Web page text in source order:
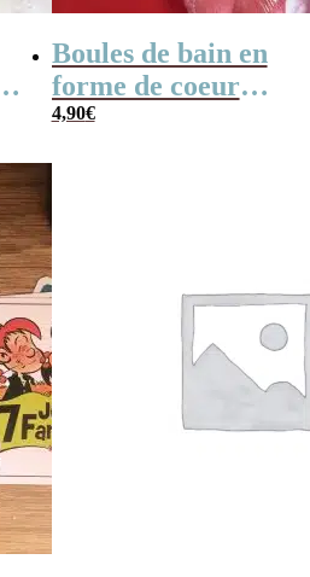
Boules de bain en
forme de coeur
x10
4,90€